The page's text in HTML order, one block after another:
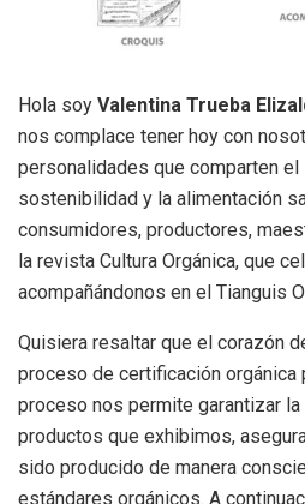
Hola soy Valentina Trueba
nos complace tener hoy con
personalidades que comparten
sostenibilidad y la alimentación
consumidores, productores,
la revista Cultura Orgánica, que
acompañándonos en el Tianguis
Quisiera resaltar que el corazón
proceso de certificación orgánica
proceso nos permite garantizar
productos que exhibimos,
sido producido de manera
estándares orgánicos. A